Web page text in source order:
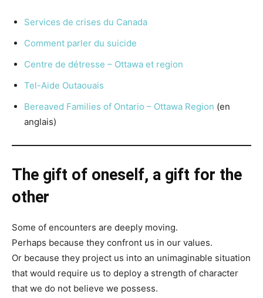
Services de crises du Canada
Comment parler du suicide
Centre de détresse – Ottawa et region
Tel-Aide Outaouais
Bereaved Families of Ontario – Ottawa Region (en
anglais)
The gift of oneself, a gift for the
other
Some of encounters are deeply moving.
Perhaps because they confront us in our values.
Or because they project us into an unimaginable situation
that would require us to deploy a strength of character
that we do not believe we possess.